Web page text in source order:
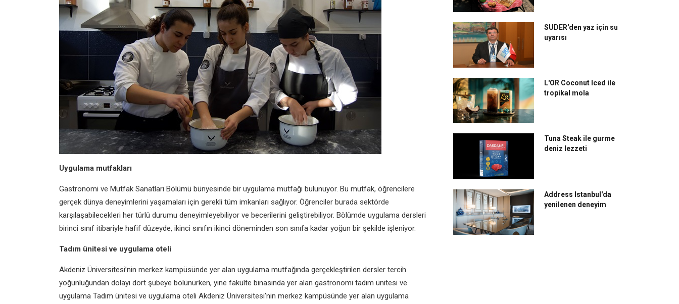
Uygulama mutfakları
Gastronomi ve Mutfak Sanatları Bölümü bünyesinde bir uygulama mutfağı bulunuyor. Bu mutfak, öğrencilere
gerçek dünya deneyimlerini yaşamaları için gerekli tüm imkanları sağlıyor. Öğrenciler burada sektörde
karşılaşabilecekleri her türlü durumu deneyimleyebiliyor ve becerilerini geliştirebiliyor. Bölümde uygulama dersleri
birinci sınıf itibariyle hafif düzeyde, ikinci sınıfın ikinci döneminden son sınıfa kadar yoğun bir şekilde işleniyor.
Tadım ünitesi ve uygulama oteli
Akdeniz Üniversitesi’nin merkez kampüsünde yer alan uygulama mutfağında gerçekleştirilen dersler tercih
yoğunluğundan dolayı dört şubeye bölünürken, yine fakülte binasında yer alan gastronomi tadım ünitesi ve
uygulama Tadım ünitesi ve uygulama oteli Akdeniz Üniversitesi’nin merkez kampüsünde yer alan uygulama
SUDER'den yaz için su
uyarısı
L'OR Coconut Iced ile
tropikal mola
Tuna Steak ile gurme
deniz lezzeti
Address Istanbul'da
yenilenen deneyim